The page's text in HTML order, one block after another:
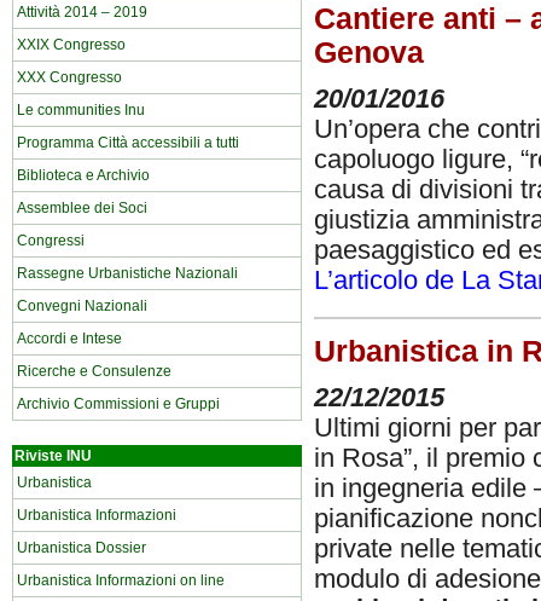
Attività 2014 – 2019
XXIX Congresso
XXX Congresso
Le communities Inu
Programma Città accessibili a tutti
Biblioteca e Archivio
Assemblee dei Soci
Congressi
Rassegne Urbanistiche Nazionali
Convegni Nazionali
Accordi e Intese
Ricerche e Consulenze
Archivio Commissioni e Gruppi
Riviste INU
Urbanistica
Urbanistica Informazioni
Urbanistica Dossier
Urbanistica Informazioni on line
Cantiere anti –
Genova
20/01/2016
Un’opera che
capoluogo ligure,
causa di divisioni
giustizia
paesaggistico ed
L’articolo de La
Urbanistica in
22/12/2015
Ultimi giorni per
in Rosa”, il premio
in ingegneria edile
pianificazione
private nelle
modulo di